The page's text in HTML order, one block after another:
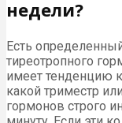
недели?
Есть
тиреотропного
имеет тенденцию
какой триместр
гормонов строго